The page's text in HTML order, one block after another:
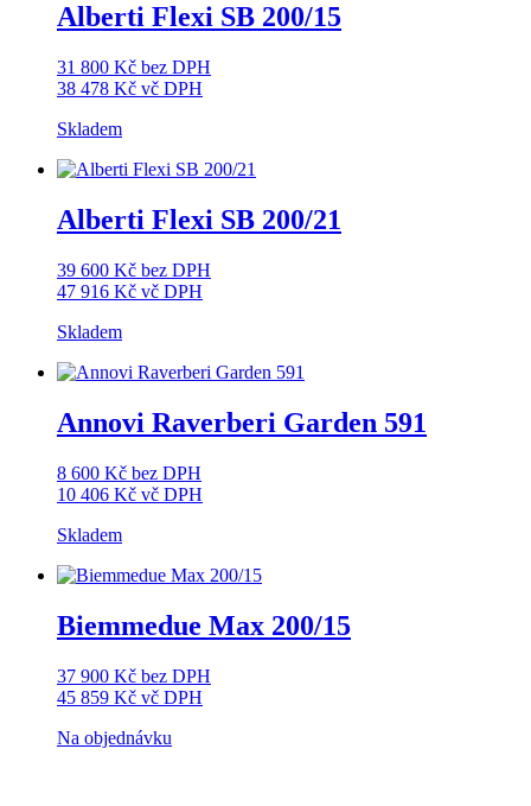
Alberti Flexi SB 200/15
31 800 Kč bez DPH
38 478 Kč vč DPH
Skladem
Alberti Flexi SB 200/21
39 600 Kč bez DPH
47 916 Kč vč DPH
Skladem
Annovi Raverberi Garden 591
8 600 Kč bez DPH
10 406 Kč vč DPH
Skladem
Biemmedue Max 200/15
37 900 Kč bez DPH
45 859 Kč vč DPH
Na objednávku